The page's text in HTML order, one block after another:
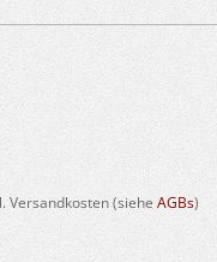
Versandkosten (sieheAGBs)